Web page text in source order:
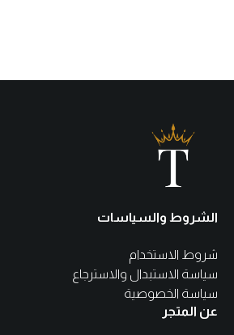
الشروط والسياسات
شروط الاستخدام
سياسة الاستبدال والاسترجاع
سياسة الخصوصية
عن المتجر